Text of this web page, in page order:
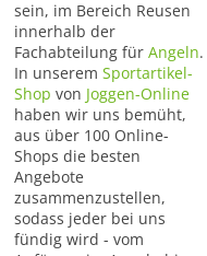
sein, im Bereich Reusen
innerhalb der
Fachabteilung für Angeln.
In unserem Sportartikel-
Shop von Joggen-Online
haben wir uns bemüht,
aus über 100 Online-
Shops die besten
Angebote
zusammenzustellen,
sodass jeder bei uns
fündig wird - vom